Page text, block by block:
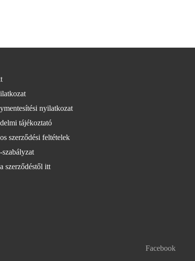
nyilatkozat
tájékoztató
szerződési feltételek
szerződéstől itt
Facebook